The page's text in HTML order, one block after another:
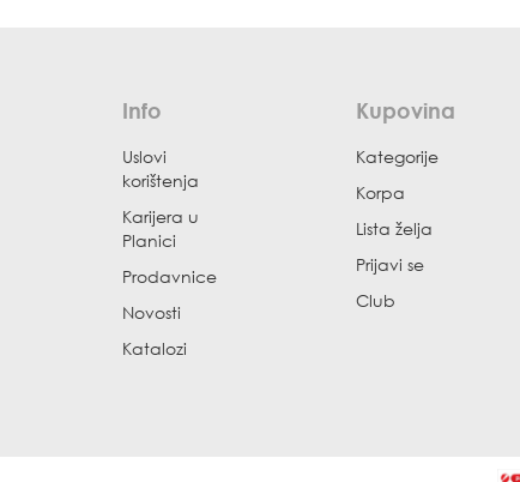
Info
Uslovi
korištenja
Karijera u
Planici
Prodavnice
Novosti
Katalozi
Kupovina
Kategorije
Korpa
Lista želja
Prijavi se
Club